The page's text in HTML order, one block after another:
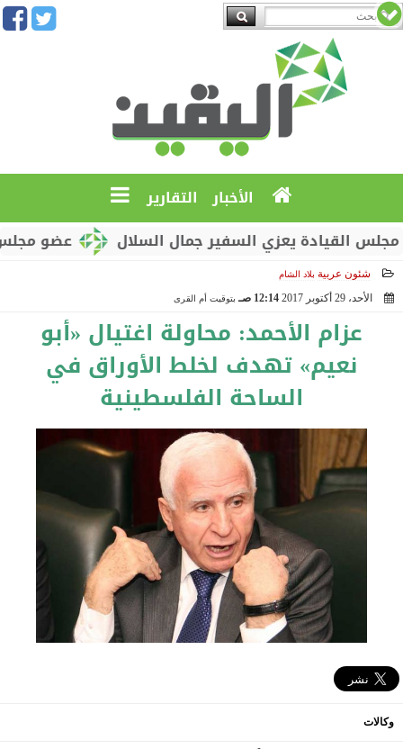
الأخبار التقارير
عضو مجلس
يعزي السفير جمال السلال
شئون عربية بلاد الشام
الأحد، 29 أكتوبر 2017 12:14 صـ بتوقيت أم القرى
عزام الأحمد: محاولة اغتيال «أبو
نعيم» تهدف لخلط الأوراق في
الساحة الفلسطينية
وكالات